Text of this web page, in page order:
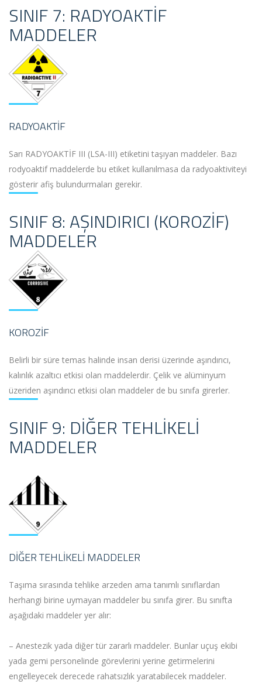
SINIF 7: RADYOAKTIF
MADDELER
RADYOAKTIF
Sarı RADYOAKTİF III (LSA-III) etiketini taşıyan maddeler. Bazı
rodyoaktif maddelerde bu etiket kullanılmasa da radyoaktiviteyi
gösterir afiş bulundurmaları gerekir.
SINIF 8: AŞINDIRICI (KOROZIF)
MADDELER
KOROZIF
Belirli bir süre temas halinde insan derisi üzerinde aşındırıcı,
kalınlık azaltıcı etkisi olan maddelerdir. Çelik ve alüminyum
üzeriden aşındırıcı etkisi olan maddeler de bu sınıfa girerler.
SINIF 9: DIĞER TEHLIKELI
MADDELER
DIĞER TEHLIKELI MADDELER
Taşıma sırasında tehlike arzeden ama tanımlı sınıflardan
herhangi birine uymayan maddeler bu sınıfa girer. Bu sınıfta
aşağıdaki maddeler yer alır:
– Anestezik yada diğer tür zararlı maddeler. Bunlar uçuş ekibi
yada gemi personelinde görevlerini yerine getirmelerini
engelleyecek derecede rahatsızlık yaratabilecek maddeler.